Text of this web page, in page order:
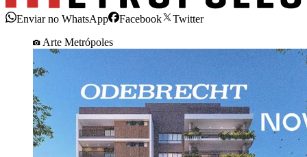
Enviar no WhatsApp Facebook
Twitter
Arte Metrópoles